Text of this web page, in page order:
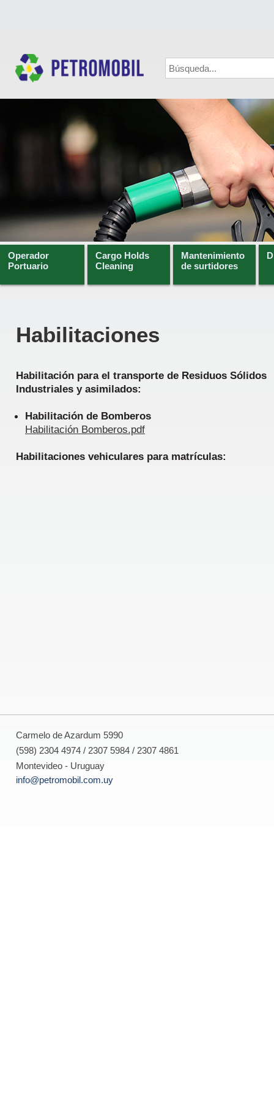
Operador
Portuario
Cargo Holds
Cleaning
Mantenimiento
de surtidores
Habilitaciones
Habilitación para el transporte de Residuos Sólidos
Industriales y asimilados:
Habilitación de Bomberos
Habilitación Bomberos.pdf
Habilitaciones vehiculares para matrículas:
Carmelo de Azardum 5990
(598) 2304 4974 / 2307 5984 / 2307 4861
Montevideo - Uruguay
info@petromobil.com.uy